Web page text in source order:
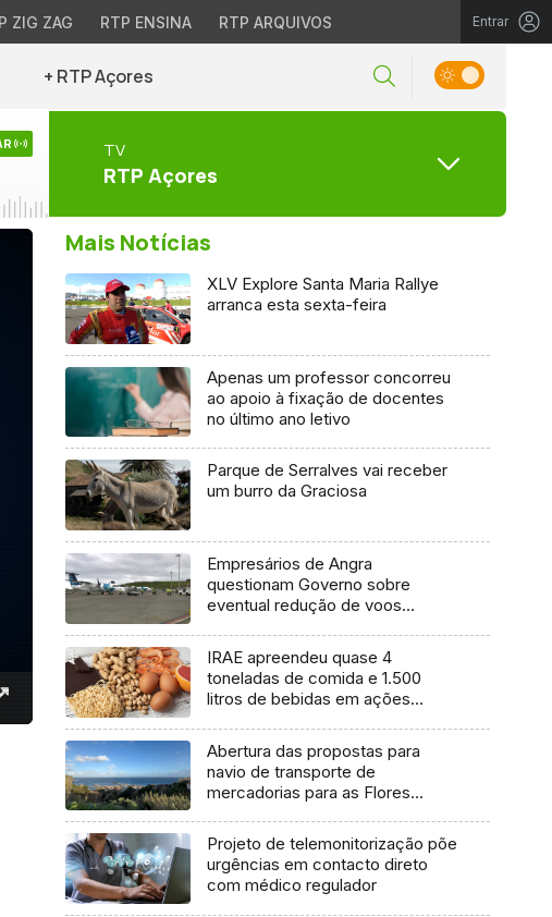
ZIG ZAG RTP ENSINA RTP ARQUIVOS Entrar
+ RTP Açores
TV
RTP Açores
Mais Notícias
XLV Explore Santa Maria Rallye
arranca esta sexta-feira
Apenas um professor concorreu
ao apoio à fixação de docentes
no último ano letivo
Parque de Serralves vai receber
um burro da Graciosa
Empresários de Angra
questionam Governo sobre
eventual redução de voos
IRAE apreendeu quase 4
toneladas de comida e 1.500
litros de bebidas em ações
Abertura das propostas para
navio de transporte de
mercadorias para as Flores
Projeto de telemonitorização põe
urgências em contacto direto
com médico regulador